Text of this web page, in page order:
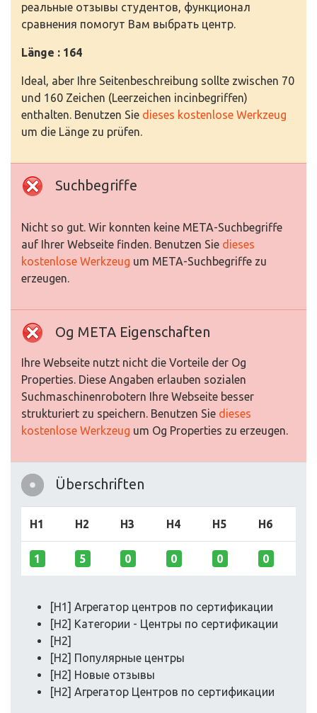
реальные отзывы студентов, функционал
сравнения помогут Вам выбрать центр.
Länge : 164
Ideal, aber Ihre Seitenbeschreibung sollte zwischen 70
und 160 Zeichen (Leerzeichen incinbegriffen)
enthalten. Benutzen Sie dieses kostenlose Werkzeug
um die Länge zu prüfen.
Suchbegriffe
Nicht so gut. Wir konnten keine META-Suchbegriffe
auf Ihrer Webseite finden. Benutzen Sie dieses
kostenlose Werkzeug um META-Suchbegriffe zu
erzeugen.
Og META Eigenschaften
Ihre Webseite nutzt nicht die Vorteile der Og
Properties. Diese Angaben erlauben sozialen
Suchmaschinenrobotern Ihre Webseite besser
strukturiert zu speichern. Benutzen Sie dieses
kostenlose Werkzeug um Og Properties zu erzeugen.
Überschriften
H1 H2 H3 H4 H5 H6
1 5 0 0 0 0
[H1] Агрегатор центров по сертификации
[H2] Категории - Центры по сертификации
[H2]
[H2] Популярные центры
[H2] Новые отзывы
[H2] Агрегатор Центров по сертификации